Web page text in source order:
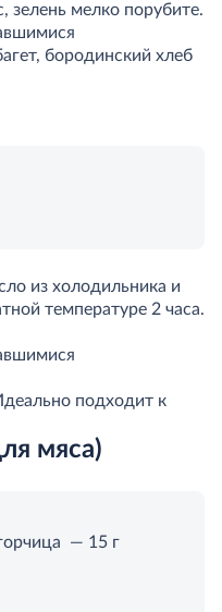
зелень мелко порубите.
бородинский хлеб
из холодильника и
температуре 2 часа.
подходит к
мяса)
— 15 г